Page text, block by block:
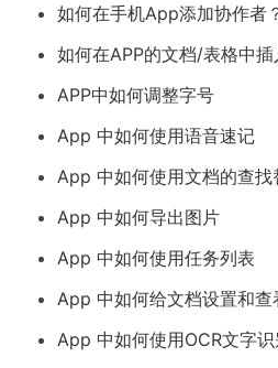
如何在手机App添加协作者
如何在APP的文档/表格中
APP中如何调整字号
App 中如何使用语音速记
App 中如何使用文档的查找
App 中如何导出图片
App 中如何使用任务列表
App 中如何给文档设置和查
App 中如何使用OCR文字